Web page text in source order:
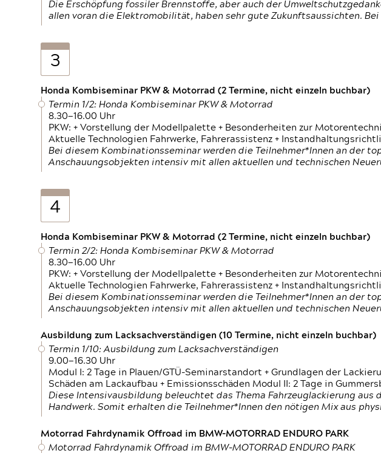
Die Erschöpfung fossiler Brennstoffe, aber auch der
allen voran die Elektromobilität, haben sehr gute Zukunftsaussichten.
3
Honda Kombiseminar PKW & Motorrad (2 Termine, nicht einzeln buchbar)
Termin 1/2: Honda Kombiseminar PKW & Motorrad
8.30—16.00 Uhr
PKW: + Vorstellung der Modellpalette + Besonderheiten zur
Aktuelle Technologien Fahrwerke, Fahrerassistenz +
Bei diesem Kombinationsseminar werden die Teilnehmer*Innen an der
Anschauungsobjekten intensiv mit allen aktuellen und technischen
4
Honda Kombiseminar PKW & Motorrad (2 Termine, nicht einzeln buchbar)
Termin 2/2: Honda Kombiseminar PKW & Motorrad
8.30—16.00 Uhr
PKW: + Vorstellung der Modellpalette + Besonderheiten zur
Aktuelle Technologien Fahrwerke, Fahrerassistenz +
Bei diesem Kombinationsseminar werden die Teilnehmer*Innen an der
Anschauungsobjekten intensiv mit allen aktuellen und technischen
Ausbildung zum Lacksachverständigen (10 Termine, nicht einzeln buchbar)
Termin 1/10: Ausbildung zum Lacksachverständigen
9.00—16.30 Uhr
Modul I: 2 Tage in Plauen/GTÜ-Seminarstandort + Grundlagen der
Schäden am Lackaufbau + Emissionsschäden Modul II: 2 Tage in
Diese Intensivausbildung beleuchtet das Thema Fahrzeuglackierung
Handwerk. Somit erhalten die Teilnehmer*Innen den nötigen Mix aus
Motorrad Fahrdynamik Offroad im BMW-MOTORRAD ENDURO PARK
Motorrad Fahrdynamik Offroad im BMW-MOTORRAD ENDURO PARK